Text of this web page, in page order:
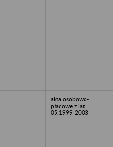
akta osobowo-
płacowe z lat
05.1999-2003